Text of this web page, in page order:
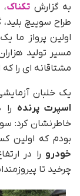
به گزارش تکناک
اولین پرواز
مسیر تولید
مشتاقانه ای را
یک خلبان
اسپرت پرنده
خاطرنشان کرد:
بودم که اولین
خودرو
چرخید تا